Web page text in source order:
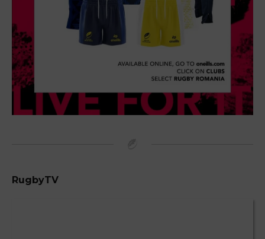
RugbyTV